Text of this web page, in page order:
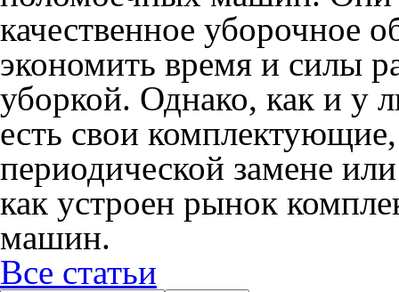
качественное уборочное
экономить время и силы
уборкой. Однако, как и у
есть свои
периодической замене
как устроен рынок
машин.
Все статьи